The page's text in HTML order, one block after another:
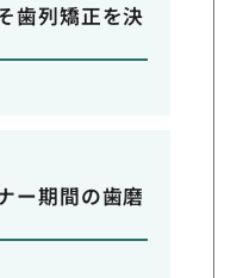
歯列矯正を決
ー期間の歯磨